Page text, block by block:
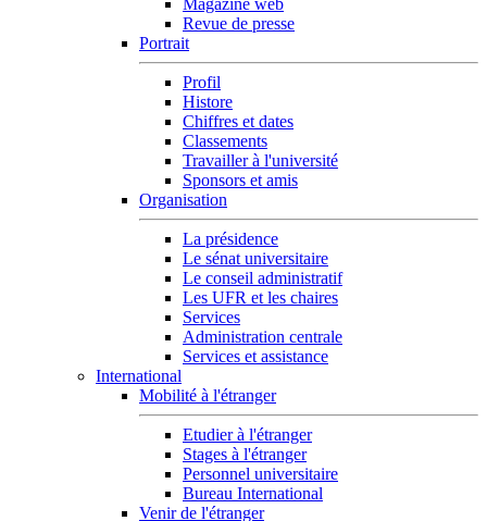
Magazine web
Revue de presse
Portrait
Profil
Histore
Chiffres et dates
Classements
Travailler à l'université
Sponsors et amis
Organisation
La présidence
Le sénat universitaire
Le conseil administratif
Les UFR et les chaires
Services
Administration centrale
Services et assistance
International
Mobilité à l'étranger
Etudier à l'étranger
Stages à l'étranger
Personnel universitaire
Bureau International
Venir de l'étranger